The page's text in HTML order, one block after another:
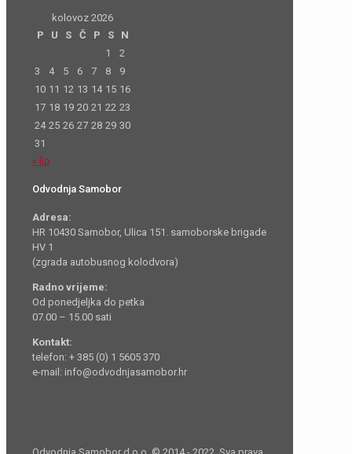
kolovoz 2026
P
U S Č P S
N
1
2
3
4 5 6 7 8
9
10 11 12 13 14 15 16
17 18 19 20 21 22 23
24 25 26 27 28 29 30
31
« lip
Odvodnja Samobor
Adresa:
HR 10430 Samobor, Ulica 151. samoborske brigade
HV 1
(zgrada autobusnog kolodvora)
Radno vrijeme:
Od ponedjeljka do petka
07.00 – 15.00 sati
Kontakt:
telefon: + 385 (0) 1 5605 370
e-mail: info@odvodnjasamobor.hr